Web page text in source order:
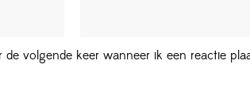
volgende keer wanneer ik een reactie